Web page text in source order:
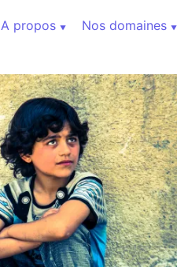
A propos Nos domaines